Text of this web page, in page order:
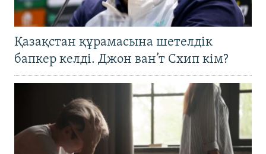
Қазақстан құрамасына шетелдік
бапкер келді. Джон ван’т Схип кім?